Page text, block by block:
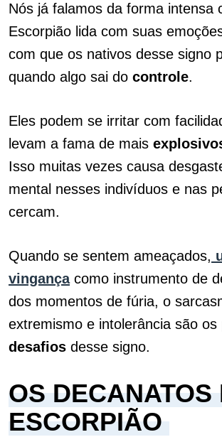
Nós já falamos da forma intensa
Escorpião lida com suas
com que os nativos desse signo
quando algo sai do controle.
Eles podem se irritar com
levam a fama de mais
Isso muitas vezes causa
mental nesses indivíduos e nas
cercam.
Quando se sentem ameaçados,
vingançacomo instrumento de
dos momentos de fúria, o
extremismo e intolerância são os
desafios desse signo.
OS DECANATOS
ESCORPIÃO